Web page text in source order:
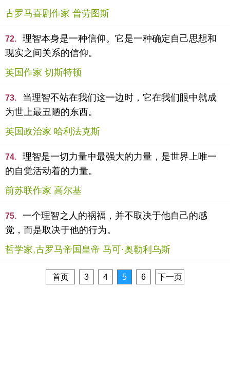
古罗马喜剧作家 普劳图斯
72.
理智本身是一种信仰。它是一种确定自己思想和
现实之间关系的信仰。
英国作家 切斯特顿
73.
当理智不站在我们这一边时，它在我们眼中就成
为世上最丑陋的东西。
英国政治家 哈利法克斯
74.
理智是一切力量中最强大的力量，是世界上唯一
的自觉活动着的力量。
前苏联作家 高尔基
75.
一个理智之人的祸福，并不取决于他自己的感
觉，而是取决于他的行为。
哲学家,古罗马帝国皇帝 马可·奥勒利乌斯
首页 3 4 5 6 下一页